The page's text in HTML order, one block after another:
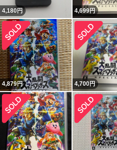
4,180円 4,699円
4,879円 4,700円